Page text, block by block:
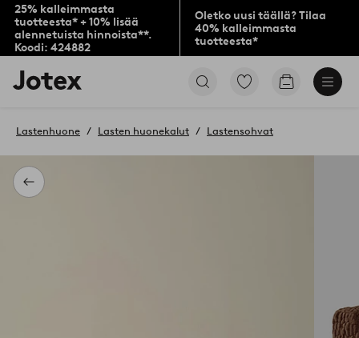
25% kalleimmasta
tuotteesta* + 10% lisää
alennetuista hinnoista**.
Koodi: 424882
Oletko uusi täällä? Tilaa
40% kalleimmasta
tuotteesta*
Jotex-
logo
aloitussivulle
Siirry
Siirry
Takaisin
Lastenhuone Lasten huonekalut Lastensohvat